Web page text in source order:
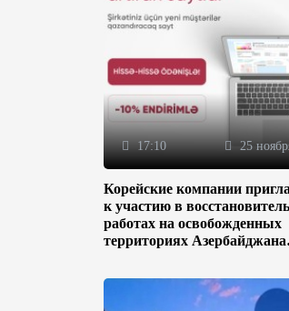
17:10 25
Корейские компании
к участию в
работах на освобожденных
территориях Азербайджана